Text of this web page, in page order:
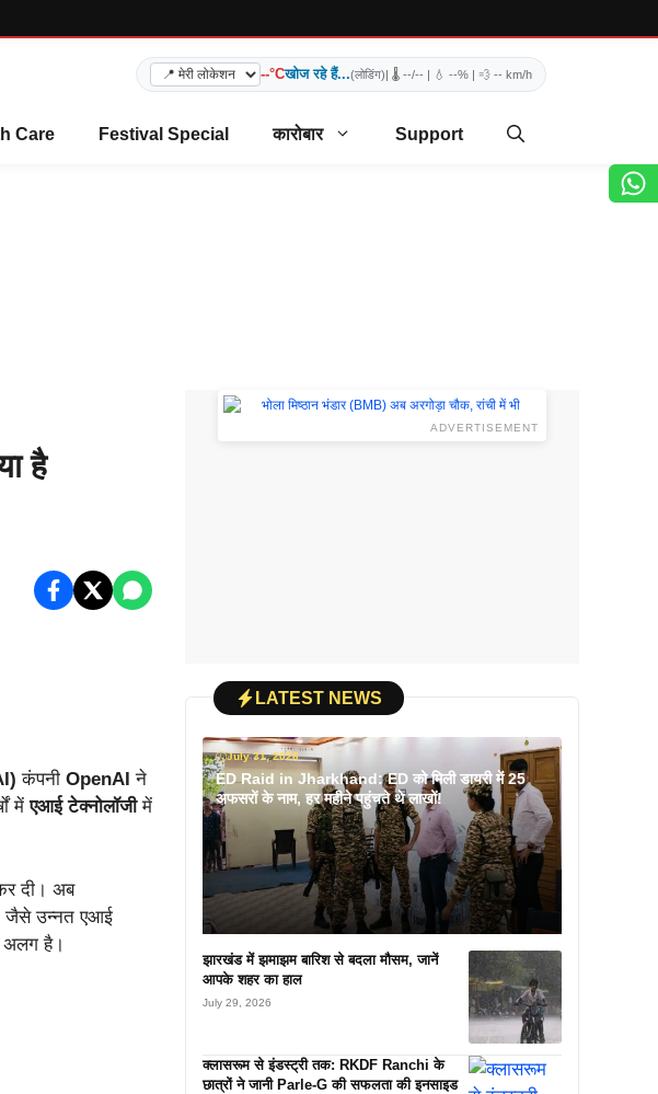
--°Cखोज रहे हैं...(लोडिंग)| 🌡️ --/-- | 💧 --% | 💨 -- km/h
Care Festival Special कारोबार Support
है
कंपनी OpenAI ने
मेंएआई टेक्नोलॉजीमें
दी। अब
जैसे उन्नत एआई
अलग है।
ADVERTISEMENT
LATEST NEWS
July 31, 2026
ED Raid in Jharkhand: ED को मिली डायरी में 25
अफसरों के नाम, हर महीने पहुंचते थे लाखों!
झारखंड में झमाझम बारिश से बदला मौसम, जानें
आपके शहर का हाल
July 29, 2026
क्लासरूम से इंडस्ट्री तक: RKDF Ranchi के
छात्रों ने जानी Parle-G की सफलता की इनसाइड